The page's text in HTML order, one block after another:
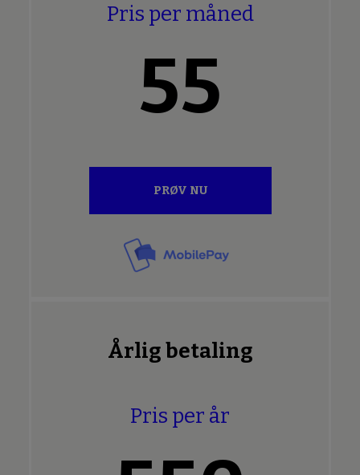
Pris per måned
55
PRØV NU
Årlig betaling
Pris per år